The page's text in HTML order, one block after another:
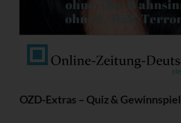
OZD-Extras – Quiz & Gewinnspiel